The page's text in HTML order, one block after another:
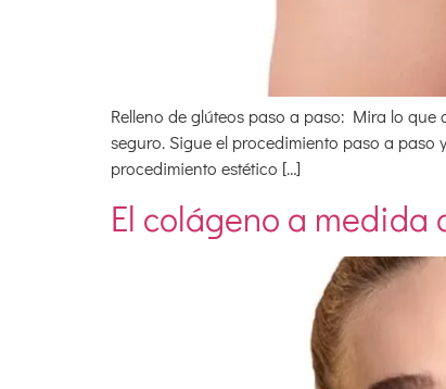
Relleno de glúteos paso a paso: Mira lo
seguro. Sigue el procedimiento paso a paso
procedimiento estético […]
El colágeno a medida